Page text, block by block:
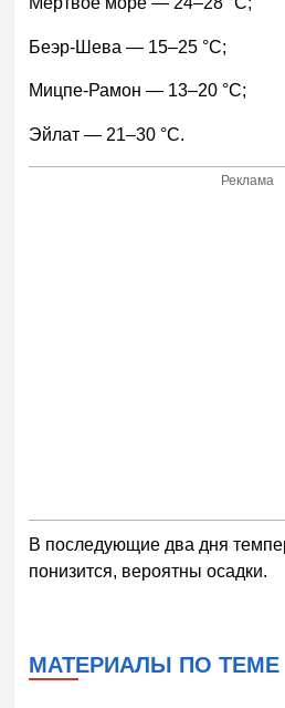
Беэр-Шева — 15–25 °С;
Мицпе-Рамон — 13–20 °С;
Эйлат — 21–30 °С.
Реклама
В последующие два дня
понизится, вероятны осадки.
МАТЕРИАЛЫ ПО ТЕМЕ